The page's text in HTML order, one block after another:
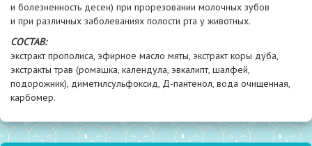
и болезненность десен) при прорезовании молочных зубов
и при различных заболеваниях полости рта у животных.
СОСТАВ:
экстракт прополиса, эфирное масло мяты, экстракт коры дуба,
экстракты трав (ромашка, календула, эвкалипт, шалфей,
подорожник), диметилсульфоксид, Д-пантенол, вода очищенная,
карбомер.